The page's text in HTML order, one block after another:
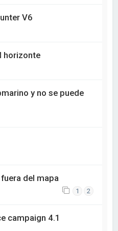
V6
horizonte
y no se puede
del mapa
1 2
campaign 4.1